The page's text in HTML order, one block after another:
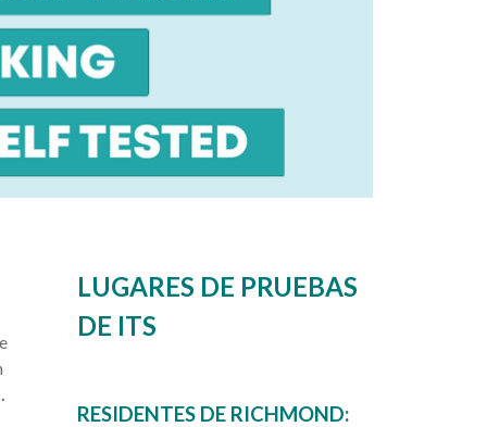
LUGARES DE PRUEBAS
DE ITS
RESIDENTES DE RICHMOND: